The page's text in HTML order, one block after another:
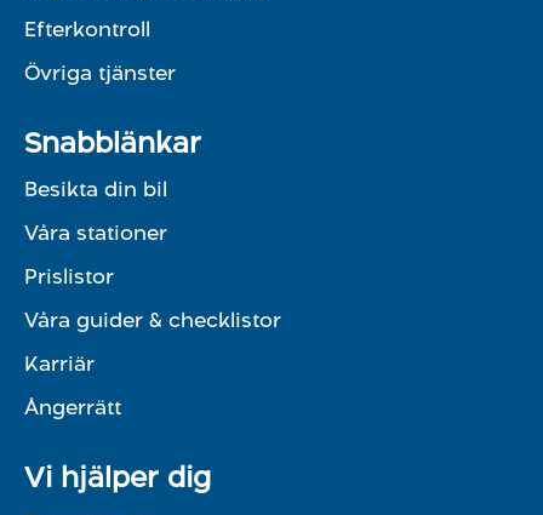
Efterkontroll
Övriga tjänster
Snabblänkar
Besikta din bil
Våra stationer
Prislistor
Våra guider & checklistor
Karriär
Ångerrätt
Vi hjälper dig